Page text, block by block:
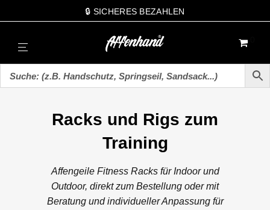
🔒 SICHERES BEZAHLEN
Racks und Rigs zum
Training
Affengeile Fitness Racks für Indoor und
Outdoor, direkt zum Bestellung oder mit
Beratung und individueller Anpassung für